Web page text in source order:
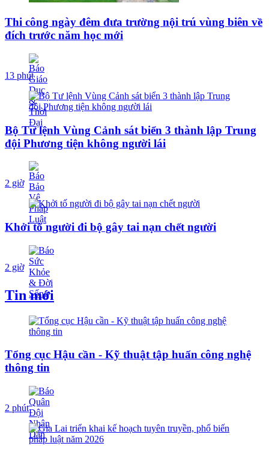
Thi công ngày đêm đưa trường nội trú vùng biên về
đích trước năm học mới
13 phút
Bộ Tư lệnh Vùng Cảnh sát biển 3 thành lập Trung
đội Phương tiện không người lái
2 giờ
Khởi tố người đi bộ gây tai nạn chết người
2 giờ
Tin mới
Tổng cục Hậu cần - Kỹ thuật tập huấn công nghệ
thông tin
2 phút